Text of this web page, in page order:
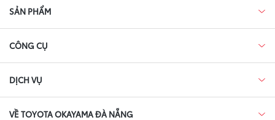
SẢN PHẨM
CÔNG CỤ
DỊCH VỤ
VỀ TOYOTA OKAYAMA ĐÀ NẴNG